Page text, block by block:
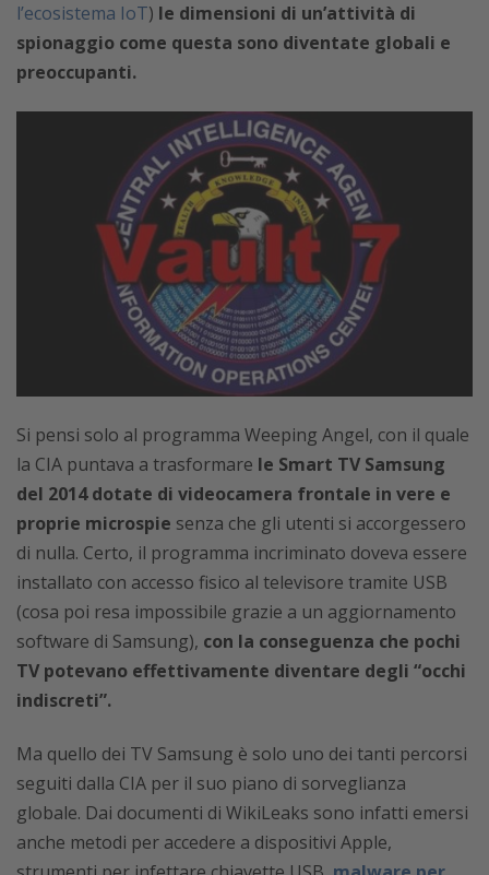
l’ecosistema IoT) le dimensioni di un’attività di
spionaggio come questa sono diventate globali e
preoccupanti.
Si pensi solo al programma Weeping Angel, con il quale
la CIA puntava a trasformare le Smart TV Samsung
del 2014 dotate di videocamera frontale in vere e
proprie microspie senza che gli utenti si accorgessero
di nulla. Certo, il programma incriminato doveva essere
installato con accesso fisico al televisore tramite USB
(cosa poi resa impossibile grazie a un aggiornamento
software di Samsung), con la conseguenza che pochi
TV potevano effettivamente diventare degli “occhi
indiscreti”.
Ma quello dei TV Samsung è solo uno dei tanti percorsi
seguiti dalla CIA per il suo piano di sorveglianza
globale. Dai documenti di WikiLeaks sono infatti emersi
anche metodi per accedere a dispositivi Apple,